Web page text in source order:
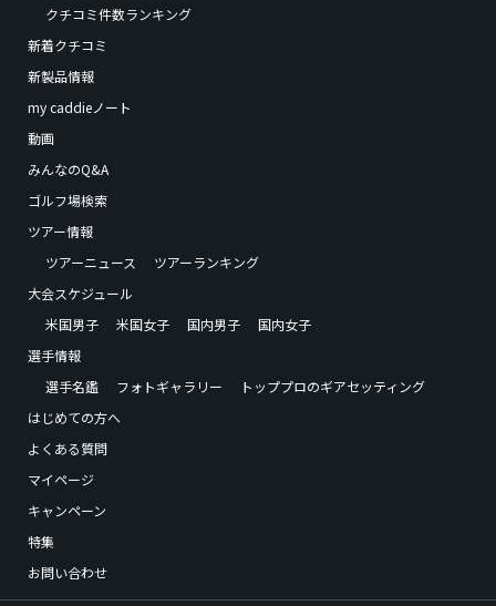
クチコミ件数ランキング
新着クチコミ
新製品情報
my caddieノート
動画
みんなのQ&A
ゴルフ場検索
ツアー情報
ツアーニュース
ツアーランキング
大会スケジュール
米国男子
米国女子 国内男子
国内女子
選手情報
選手名鑑
フォトギャラリー
トッププロのギアセッティング
はじめての方へ
よくある質問
マイページ
キャンペーン
特集
お問い合わせ